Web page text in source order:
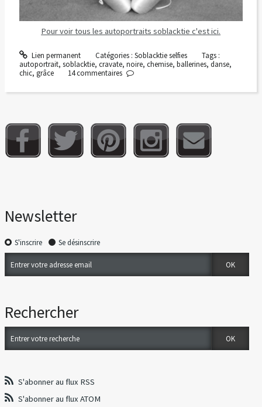
Pour voir tous les autoportraits soblacktie c'est ici.
Lien permanent Catégories : Soblacktie selfies
Tags :
autoportrait, soblacktie, cravate, noire, chemise, ballerines, danse,
chic, grâce 14commentaires
Newsletter
S'inscrire Se désinscrire
Rechercher
S'abonner au flux RSS
S'abonner au flux ATOM